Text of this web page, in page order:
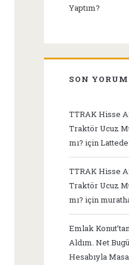
Yaptım?
SON
TTRAK Hisse
Traktör Ucuz
mı? için
TTRAK Hisse
Traktör Ucuz
mı? için
Emlak
Aldım. Net
Hesabıyla